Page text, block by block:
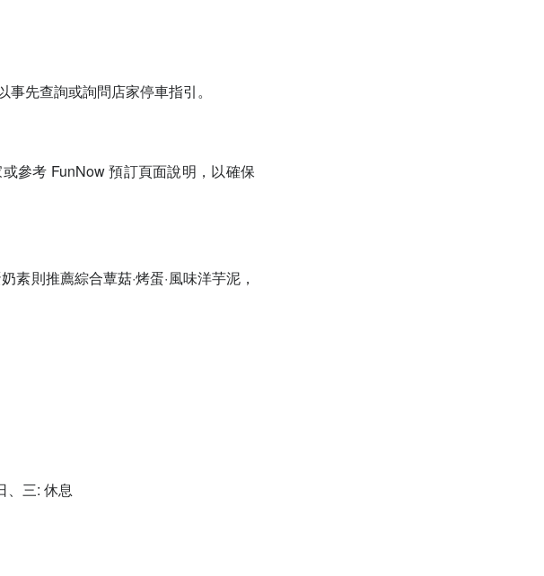
先查詢或詢問店家停車指引。
參考 FunNow 預訂頁面說明，以確保
則推薦綜合蕈菇·烤蛋·風味洋芋泥，
、三: 休息